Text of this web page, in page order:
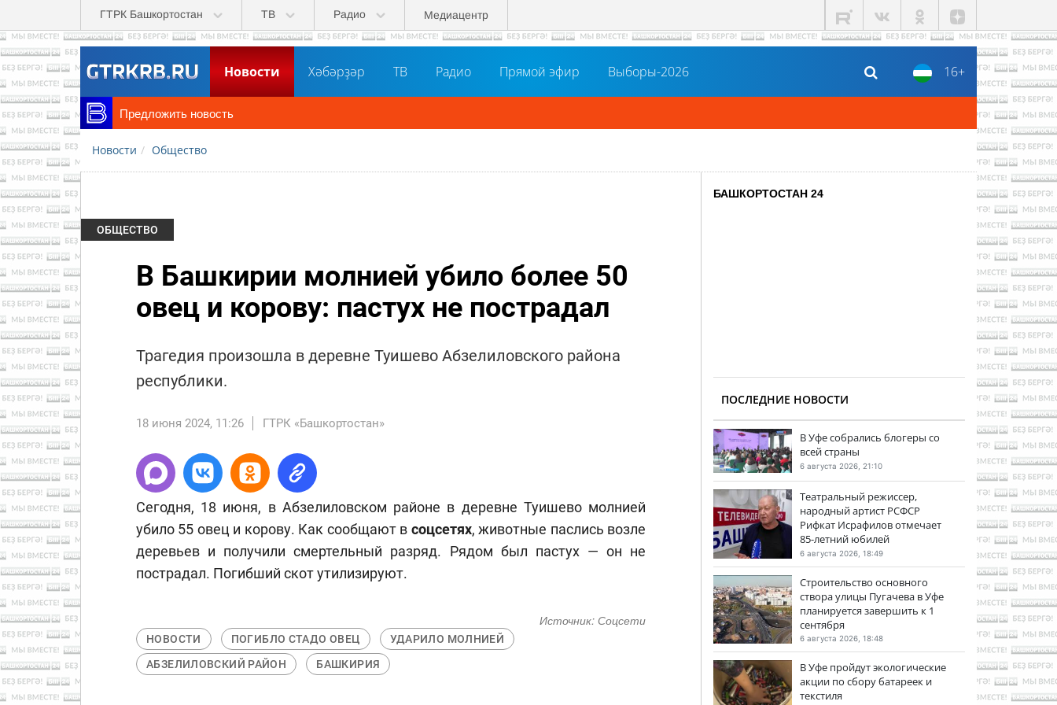
Перейти к основному содержанию
ГТРК Башкортостан ТВ Радио Медиацентр
16+
Новости Хәбәрҙәр ТВ Радио Прямой эфир Выборы-2026
Предложить новость
Новости Общество
ОБЩЕСТВО
В Башкирии молнией убило более 50
овец и корову: пастух не пострадал
Трагедия произошла в деревне Туишево Абзелиловского района
республики.
18 июня 2024, 11:26 ГТРК «Башкортостан»
Сегодня, 18 июня, в Абзелиловском районе в деревне Туишево молнией
убило 55 овец и корову. Как сообщают в соцсетях, животные паслись возле
деревьев и получили смертельный разряд. Рядом был пастух — он не
пострадал. Погибший скот утилизируют.
Источник: Соцсети
НОВОСТИ ПОГИБЛО СТАДО ОВЕЦ
УДАРИЛО МОЛНИЕЙ
АБЗЕЛИЛОВСКИЙ РАЙОН
БАШКИРИЯ
БАШКОРТОСТАН 24
ПОСЛЕДНИЕ НОВОСТИ
В Уфе собрались блогеры со
всей страны
6 августа 2026, 21:10
Театральный режиссер,
народный артист РСФСР
Рифкат Исрафилов отмечает
85-летний юбилей
6 августа 2026, 18:49
Строительство основного
створа улицы Пугачева в Уфе
планируется завершить к 1
сентября
6 августа 2026, 18:48
В Уфе пройдут экологические
акции по сбору батареек и
текстиля